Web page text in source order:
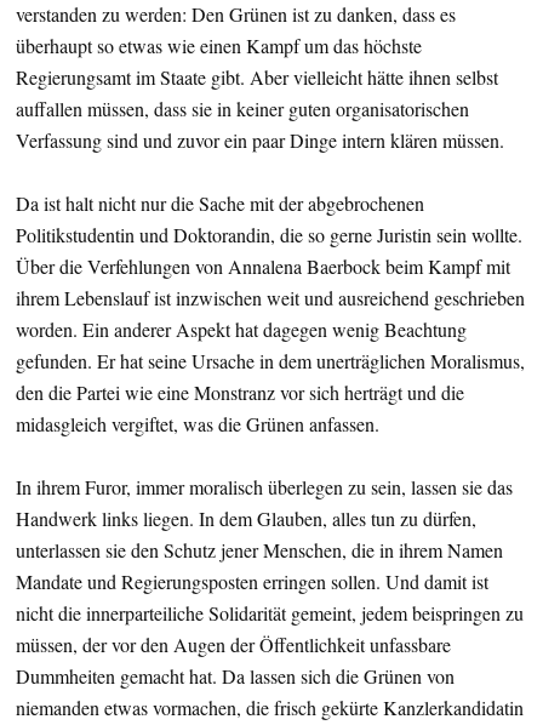
verstanden zu werden: Den Grünen ist zu danken, dass es
überhaupt so etwas wie einen Kampf um das höchste
Regierungsamt im Staate gibt. Aber vielleicht hätte ihnen selbst
auffallen müssen, dass sie in keiner guten organisatorischen
Verfassung sind und zuvor ein paar Dinge intern klären müssen.
Da ist halt nicht nur die Sache mit der abgebrochenen
Politikstudentin und Doktorandin, die so gerne Juristin sein wollte.
Über die Verfehlungen von Annalena Baerbock beim Kampf mit
ihrem Lebenslauf ist inzwischen weit und ausreichend geschrieben
worden. Ein anderer Aspekt hat dagegen wenig Beachtung
gefunden. Er hat seine Ursache in dem unerträglichen Moralismus,
den die Partei wie eine Monstranz vor sich herträgt und die
midasgleich vergiftet, was die Grünen anfassen.
In ihrem Furor, immer moralisch überlegen zu sein, lassen sie das
Handwerk links liegen. In dem Glauben, alles tun zu dürfen,
unterlassen sie den Schutz jener Menschen, die in ihrem Namen
Mandate und Regierungsposten erringen sollen. Und damit ist
nicht die innerparteiliche Solidarität gemeint, jedem beispringen zu
müssen, der vor den Augen der Öffentlichkeit unfassbare
Dummheiten gemacht hat. Da lassen sich die Grünen von
niemanden etwas vormachen, die frisch gekürte Kanzlerkandidatin